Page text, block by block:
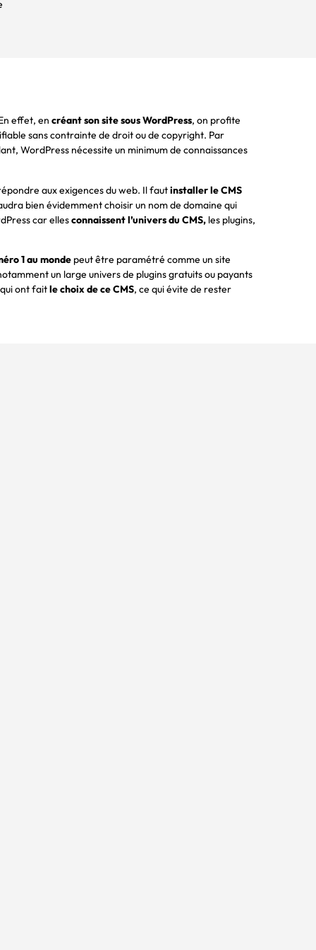
effet, en créant son site sous WordPress, on profite
sans contrainte de droit ou de copyright. Par
WordPress nécessite un minimum de connaissances
aux exigences du web. Il fautinstaller le CMS
bien évidemment choisir un nom de domaine qui
car ellesconnaissent l’univers du CMS, les plugins,
1 au monde peut être paramétré comme un site
un large univers de plugins gratuits ou payants
ont faitle choix de ce CMS, ce qui évite de rester